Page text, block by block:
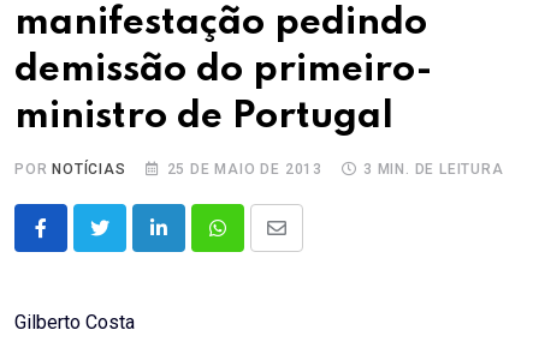
manifestação pedindo
demissão do primeiro-
ministro de Portugal
POR NOTÍCIAS 25 DE MAIO DE 2013 3 MIN. DE LEITURA
LinkedInWhatsappShare
Gilberto Costa